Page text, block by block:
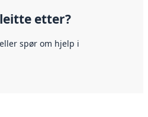
etter?
spør om hjelp i